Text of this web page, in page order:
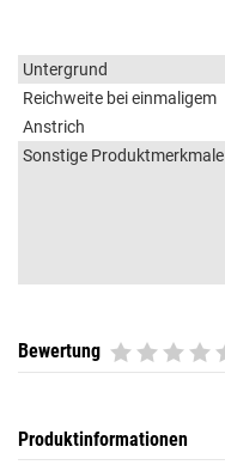
Untergrund
Reichweite bei einmaligem
Anstrich
Sonstige Produktmerkmale
Bewertung
Produktinformationen